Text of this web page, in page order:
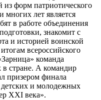
форм патриотического
многих лет является
в работе объединения
знакомит с
и историей воинской
всероссийского
команда
стране. А командир
призером финала
детских и молодежных
XXI века».